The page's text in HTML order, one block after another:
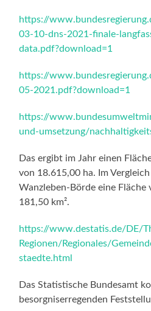
https://
03-10-dns-2021-finale-
data.pdf?download=1
https://
05-2021.pdf?download=1
https://
und-umsetzung/
Das ergibt im Jahr einen
von 18.615,00 ha. Im
Wanzleben-Börde eine Fläche
181,50 km².
https://www.destatis.de/DE/
Regionen/Regionales/
staedte.html
Das Statistische Bundesamt
besorgniserregenden